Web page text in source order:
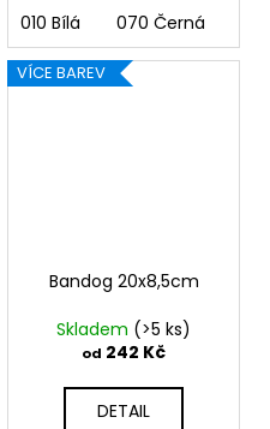
090 Stříbrná 091 Zlatá
010 Bílá 070 Černá
VÍCE BAREV
Bandog 20x8,5cm
Skladem (>5 ks)
od 242 Kč
DETAIL